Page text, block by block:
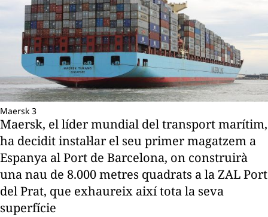
Maersk 3
Maersk, el líder mundial del transport marítim,
ha decidit instal·lar el seu primer magatzem a
Espanya al Port de Barcelona, on construirà
una nau de 8.000 metres quadrats a la ZAL Port
del Prat, que exhaureix així tota la seva
superfície